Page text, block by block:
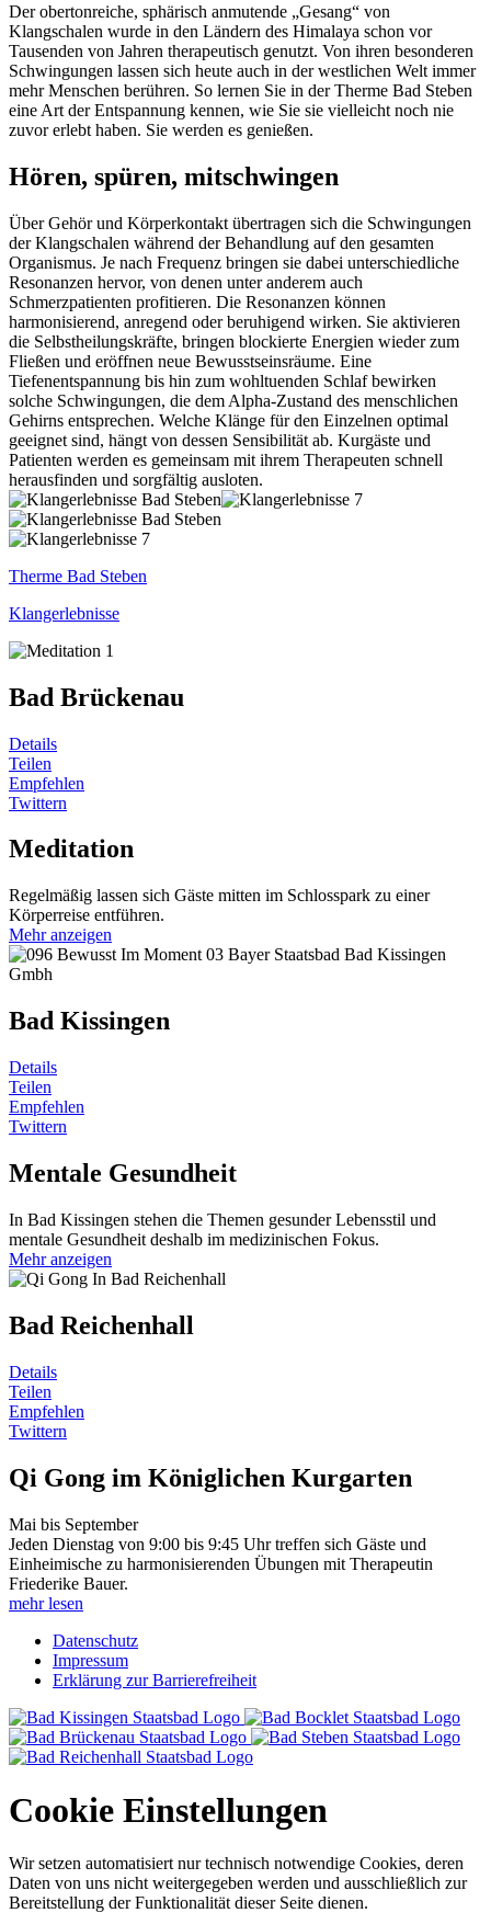
Der obertonreiche, sphärisch anmutende „Gesang“ von
Klangschalen wurde in den Ländern des Himalaya schon vor
Tausenden von Jahren therapeutisch genutzt. Von ihren besonderen
Schwingungen lassen sich heute auch in der westlichen Welt immer
mehr Menschen berühren. So lernen Sie in der Therme Bad Steben
eine Art der Entspannung kennen, wie Sie sie vielleicht noch nie
zuvor erlebt haben. Sie werden es genießen.
Hören, spüren, mitschwingen
Über Gehör und Körperkontakt übertragen sich die Schwingungen
der Klangschalen während der Behandlung auf den gesamten
Organismus. Je nach Frequenz bringen sie dabei unterschiedliche
Resonanzen hervor, von denen unter anderem auch
Schmerzpatienten profitieren. Die Resonanzen können
harmonisierend, anregend oder beruhigend wirken. Sie aktivieren
die Selbstheilungskräfte, bringen blockierte Energien wieder zum
Fließen und eröffnen neue Bewusstseinsräume. Eine
Tiefenentspannung bis hin zum wohltuenden Schlaf bewirken
solche Schwingungen, die dem Alpha-Zustand des menschlichen
Gehirns entsprechen. Welche Klänge für den Einzelnen optimal
geeignet sind, hängt von dessen Sensibilität ab. Kurgäste und
Patienten werden es gemeinsam mit ihrem Therapeuten schnell
herausfinden und sorgfältig ausloten.
Therme Bad Steben
Klangerlebnisse
Bad Brückenau
Details
Teilen
Empfehlen
Twittern
Meditation
Regelmäßig lassen sich Gäste mitten im Schlosspark zu einer
Körperreise entführen.
Mehr anzeigen
Bad Kissingen
Details
Teilen
Empfehlen
Twittern
Mentale Gesundheit
In Bad Kissingen stehen die Themen gesunder Lebensstil und
mentale Gesundheit deshalb im medizinischen Fokus.
Mehr anzeigen
Bad Reichenhall
Details
Teilen
Empfehlen
Twittern
Qi Gong im Königlichen Kurgarten
Mai bis September
Jeden Dienstag von 9:00 bis 9:45 Uhr treffen sich Gäste und
Einheimische zu harmonisierenden Übungen mit Therapeutin
Friederike Bauer.
mehr lesen
Datenschutz
Impressum
Erklärung zur Barrierefreiheit
Cookie Einstellungen
Wir setzen automatisiert nur technisch notwendige Cookies, deren
Daten von uns nicht weitergegeben werden und ausschließlich zur
Bereitstellung der Funktionalität dieser Seite dienen.